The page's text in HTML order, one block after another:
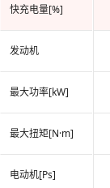
快充电量[%]
发动机
最大功率[kW]
最大扭矩[N·m]
电动机[Ps]